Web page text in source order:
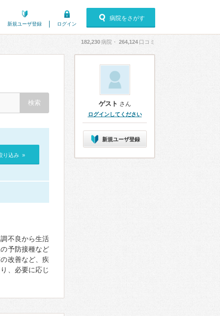
新規ユーザ登録 ログイン
病院をさがす
182,230病院・ 264,124 口コミ
り込み »
不良から生活
予防接種など
改善など、疾
、必要に応じ
ゲスト さん
ログインしてください
新規ユーザ登録